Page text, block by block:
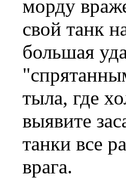
морду
свой танк
большая
тыла, где
выявите
танки все
врага.